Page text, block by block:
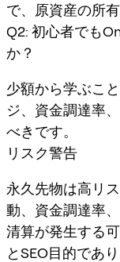
で、原資産の所
Q2: 初心者でも
か？
少額から学ぶこ
ジ、資金調達率
べきです。
リスク警告
永久先物は高リ
動、資金調達率
清算が発生する
とSEO目的であ